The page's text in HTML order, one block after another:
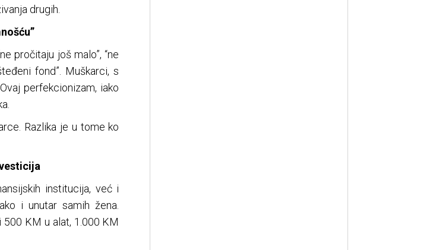
drugih.
pročitaju još malo”, “ne
fond”. Muškarci, s
perfekcionizam, iako
Razlika je u tome ko
institucija, već i
i unutar samih žena.
KM u alat, 1.000 KM